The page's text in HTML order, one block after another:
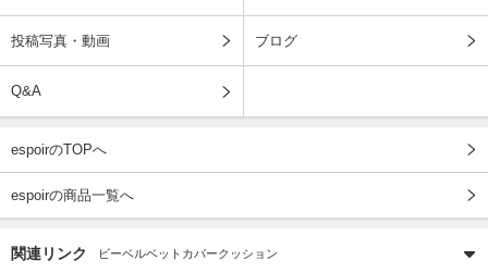
投稿写真・動画 ブログ
Q&A
espoirのTOPへ
espoirの商品一覧へ
関連リンク ビーベルベットカバークッション